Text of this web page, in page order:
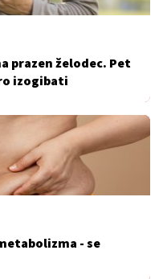
prazen želodec. Pet
izogibati
- se